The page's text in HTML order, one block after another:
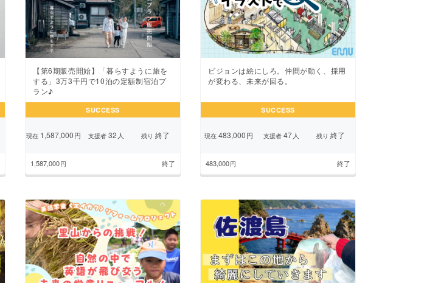
【第6期販売開始】「暮らすように旅を
する」3万3千円で10泊の定額制宿泊プ
ラン♪
SUCCESS
現在1,587,000円 支援者32 人 残り 終了
1,587,000円 終了
ビジョンは絵にしろ。仲間が動く、採用
が変わる、未来が回る。
SUCCESS
現在483,000円 支援者47 人 残り 終了
483,000円 終了